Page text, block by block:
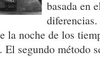
basada en
la noche de los
El segundo método